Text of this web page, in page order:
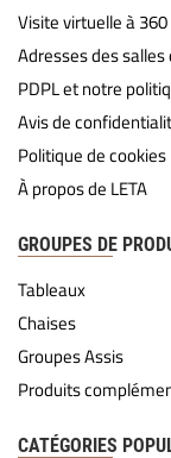
Visite virtuelle à 360
Adresses des
PDPL et notre
Avis de
Politique de cookies
À propos de LETA
GROUPES DE
Tableaux
Chaises
Groupes Assis
Produits
CATÉGORIES